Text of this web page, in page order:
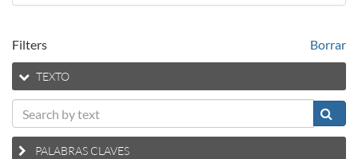
Filters Borrar
TEXTO
PALABRAS CLAVES